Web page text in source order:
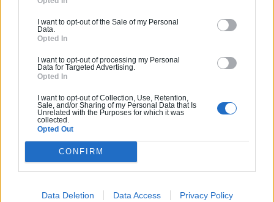
I want to opt-out of the Sale of my Personal
Data.
Opted In
I want to opt-out of processing my Personal
Data for Targeted Advertising.
Opted In
I want to opt-out of Collection, Use, Retention,
Sale, and/or Sharing of my Personal Data that Is
Unrelated with the Purposes for which it was
collected.
Opted Out
CONFIRM
Data Deletion Data Access Privacy Policy
NEW BUILDING